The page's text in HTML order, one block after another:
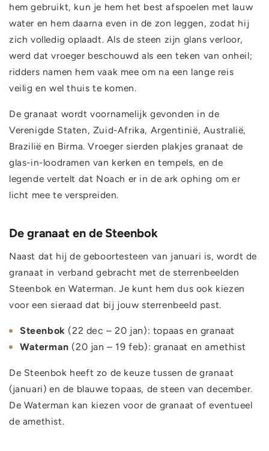
hem gebruikt, kun je hem het best afspoelen met lauw
water en hem daarna even in de zon leggen, zodat hij
zich volledig oplaadt. Als de steen zijn glans verloor,
werd dat vroeger beschouwd als een teken van onheil;
ridders namen hem vaak mee om na een lange reis
veilig en wel thuis te komen.
De granaat wordt voornamelijk gevonden in de
Verenigde Staten, Zuid-Afrika, Argentinië, Australië,
Brazilië en Birma. Vroeger sierden plakjes granaat de
glas-in-loodramen van kerken en tempels, en de
legende vertelt dat Noach er in de ark ophing om er
licht mee te verspreiden.
De granaat en de Steenbok
Naast dat hij de geboortesteen van januari is, wordt de
granaat in verband gebracht met de sterrenbeelden
Steenbok en Waterman. Je kunt hem dus ook kiezen
voor een sieraad dat bij jouw sterrenbeeld past.
Steenbok (22 dec – 20 jan): topaas en granaat
Waterman (20 jan – 19 feb): granaat en amethist
De Steenbok heeft zo de keuze tussen de granaat
(januari) en de blauwe topaas, de steen van december.
De Waterman kan kiezen voor de granaat of eventueel
de amethist.